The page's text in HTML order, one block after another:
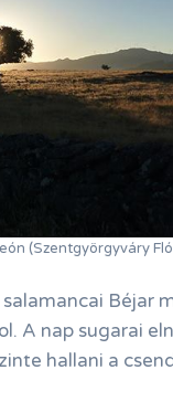
(Szentgyörgyváry
Béjar
A nap sugarai
hallani a